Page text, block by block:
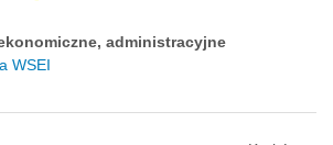
administracyjne
WSEI